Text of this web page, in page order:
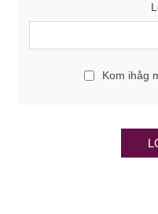
Kom ihåg